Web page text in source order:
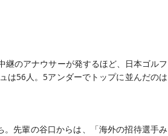
継のアナウサーが発するほど、日本ゴルフ
は56人。5アンダーでトップに並んだのは
先輩の谷口からは、「海外の招待選手み